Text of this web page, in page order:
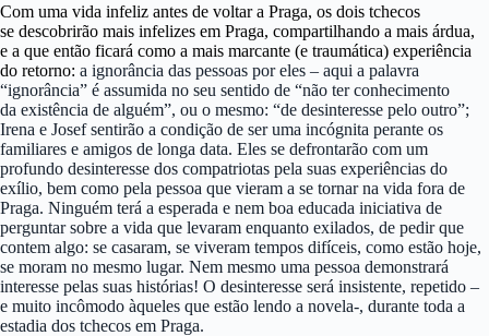
Com uma vida infeliz antes de voltar a Praga, os dois tchecos
se descobrirão mais infelizes em Praga, compartilhando a mais árdua,
e a que então ficará como a mais marcante (e traumática) experiência
do retorno: a ignorância das pessoas por eles – aqui a palavra
“ignorância” é assumida no seu sentido de “não ter conhecimento
da existência de alguém”, ou o mesmo: “de desinteresse pelo outro”;
Irena e Josef sentirão a condição de ser uma incógnita perante os
familiares e amigos de longa data. Eles se defrontarão com um
profundo desinteresse dos compatriotas pela suas experiências do
exílio, bem como pela pessoa que vieram a se tornar na vida fora de
Praga. Ninguém terá a esperada e nem boa educada iniciativa de
perguntar sobre a vida que levaram enquanto exilados, de pedir que
contem algo: se casaram, se viveram tempos difíceis, como estão hoje,
se moram no mesmo lugar. Nem mesmo uma pessoa demonstrará
interesse pelas suas histórias! O desinteresse será insistente, repetido –
e muito incômodo àqueles que estão lendo a novela-, durante toda a
estadia dos tchecos em Praga.